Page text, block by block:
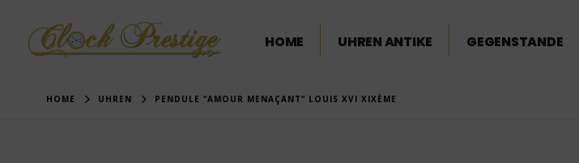
HOME UHREN ANTIKE GEGENSTANDE
HOME UHREN PENDULE “AMOUR MENAÇANT” LOUIS XVI XIXÈME